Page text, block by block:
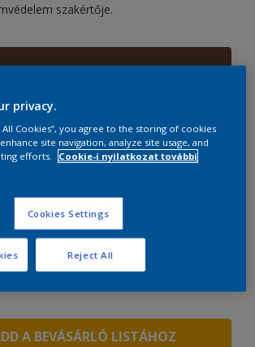
szakértője.
0,5 LITER
A BEVÁSÁRLÓ LISTÁHOZ
privacy.
All Cookies”, you agree to the storing of cookies
site navigation, analyze site usage, and
efforts.
Cookie-i nyilatkozat további
Cookies Settings
Reject All